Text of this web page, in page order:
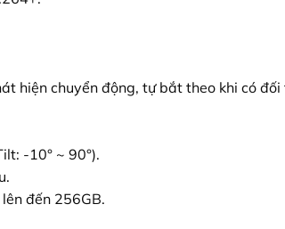
hiện chuyển động, tự bắt theo khi có
-10° ~ 90°).
đến 256GB.